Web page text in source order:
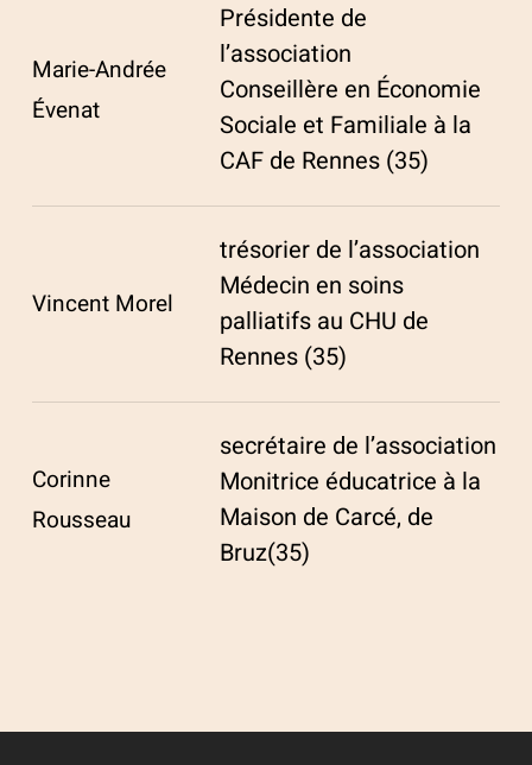
Marie-Andrée
Évenat
Présidente de
l’association
Conseillère en Économie
Sociale et Familiale à la
CAF de Rennes (35)
Vincent Morel
trésorier de l’association
Médecin en soins
palliatifs au CHU de
Rennes (35)
Corinne
Rousseau
secrétaire de l’association
Monitrice éducatrice à la
Maison de Carcé, de
Bruz(35)